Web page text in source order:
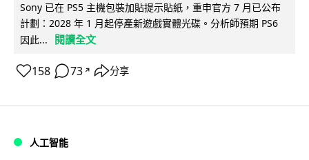
Sony 已在 PS5 主機包裝加貼提示貼紙，重申官方 7 月已公布
計劃：2028 年 1 月起停產新遊戲實體光碟。分析師預期 PS6
因此...
閱讀全文
158 73 ↗ 分享
人工智能